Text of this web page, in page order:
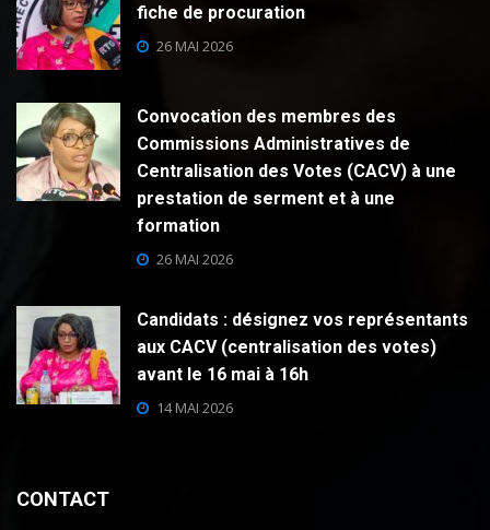
fiche de procuration
26 MAI 2026
Convocation des membres des
Commissions Administratives de
Centralisation des Votes (CACV) à une
prestation de serment et à une
formation
26 MAI 2026
Candidats : désignez vos représentants
aux CACV (centralisation des votes)
avant le 16 mai à 16h
14 MAI 2026
CONTACT